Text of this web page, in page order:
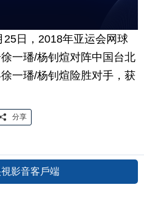
日，2018年亚运会网球
一璠/杨钊煊对阵中国台北
一璠/杨钊煊险胜对手，获
分享
影音客戶端